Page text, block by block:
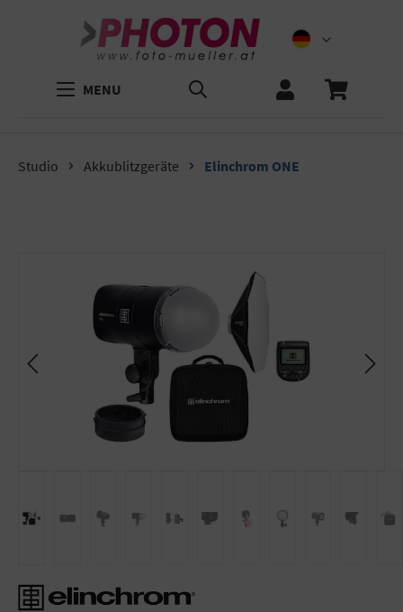
MENU
Studio Akkublitzgeräte Elinchrom ONE